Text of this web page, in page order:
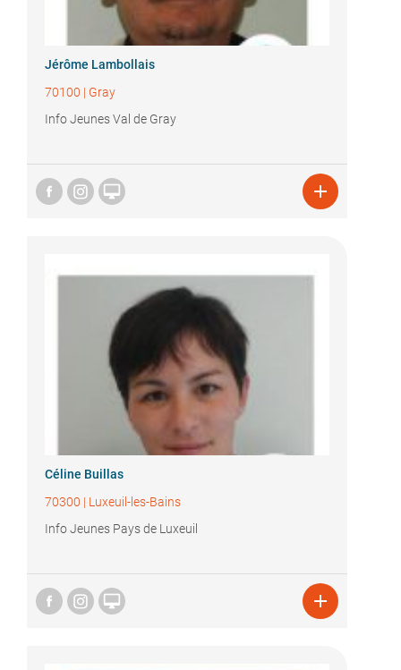
Jérôme Lambollais
70100 | Gray
Info Jeunes Val de Gray
 
Céline Buillas
70300 | Luxeuil-les-Bains
Info Jeunes Pays de Luxeuil
 